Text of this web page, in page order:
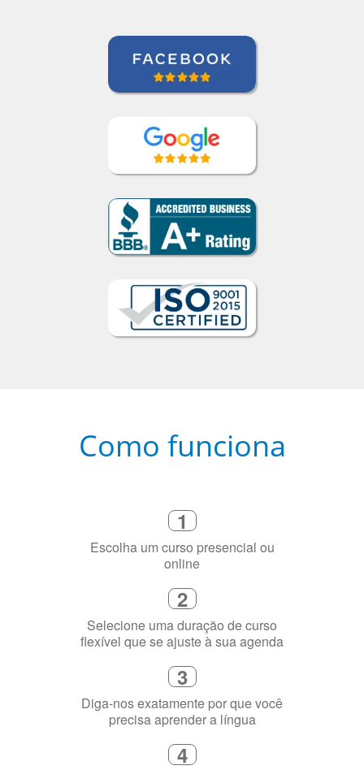
Escolha um curso presencial ou
online
2
Selecione uma duração de curso
flexível que se ajuste à sua agenda
3
Diga-nos exatamente por que você
precisa aprender a língua
4
Fique combinado com um instrutor
de idioma nativo e certificado em